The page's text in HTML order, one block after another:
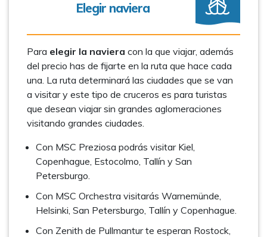
Elegir naviera
Para elegir la naviera con la que viajar, además
del precio has de fijarte en la ruta que hace cada
una. La ruta determinará las ciudades que se van
a visitar y este tipo de cruceros es para turistas
que desean viajar sin grandes aglomeraciones
visitando grandes ciudades.
Con MSC Preziosa podrás visitar Kiel,
Copenhague, Estocolmo, Tallín y San
Petersburgo.
Con MSC Orchestra visitarás Warnemünde,
Helsinki, San Petersburgo, Tallín y Copenhague.
Con Zenith de Pullmantur te esperan Rostock,